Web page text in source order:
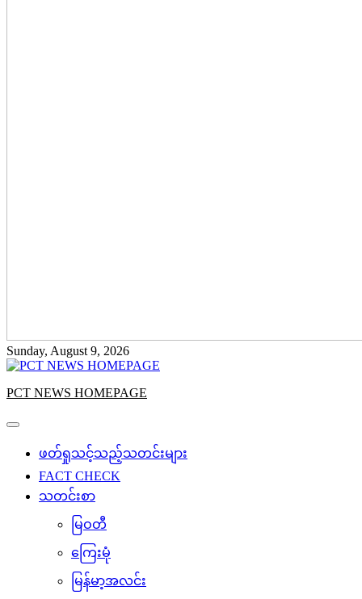
Sunday, August 9, 2026
PCT NEWS HOMEPAGE
ဖတ်ရှုသင့်သည့်သတင်းများ
FACT CHECK
သတင်းစာ
မြဝတီ
ကြေးမုံ
မြန်မာ့အလင်း